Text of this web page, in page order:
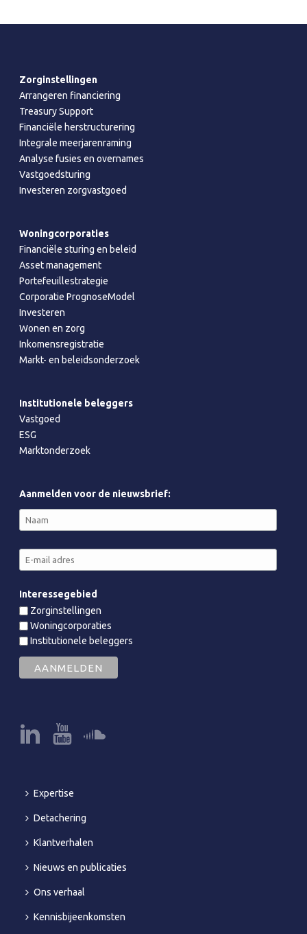
Zorginstellingen
Arrangeren financiering
Treasury Support
Financiële herstructurering
Integrale meerjarenraming
Analyse fusies en overnames
Vastgoedsturing
Investeren zorgvastgoed
Woningcorporaties
Financiële sturing en beleid
Asset management
Portefeuillestrategie
Corporatie PrognoseModel
Investeren
Wonen en zorg
Inkomensregistratie
Markt- en beleidsonderzoek
Institutionele beleggers
Vastgoed
ESG
Marktonderzoek
Aanmelden voor de nieuwsbrief:
Interessegebied
Zorginstellingen
Woningcorporaties
Institutionele beleggers
Expertise
Detachering
Klantverhalen
Nieuws en publicaties
Ons verhaal
Kennisbijeenkomsten